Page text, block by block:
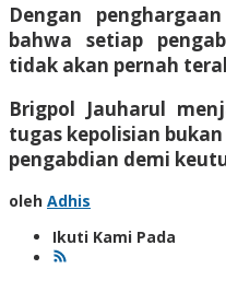
Dengan
bahwa setiap
tidak akan pernah
Brigpol Jauharul
tugas kepolisian
pengabdian demi
oleh Adhis
Ikuti Kami Pada